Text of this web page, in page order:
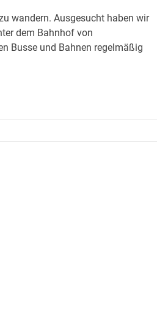
wandern. Ausgesucht haben wir
dem Bahnhof von
Busse und Bahnen regelmäßig